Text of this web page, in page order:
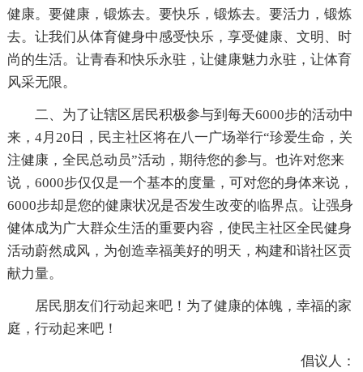
健康。要健康，锻炼去。要快乐，锻炼去。要活力，锻炼
去。让我们从体育健身中感受快乐，享受健康、文明、时
尚的生活。让青春和快乐永驻，让健康魅力永驻，让体育
风采无限。
二、为了让辖区居民积极参与到每天6000步的活动中
来，4月20日，民主社区将在八一广场举行“珍爱生命，关
注健康，全民总动员”活动，期待您的参与。也许对您来
说，6000步仅仅是一个基本的度量，可对您的身体来说，
6000步却是您的健康状况是否发生改变的临界点。让强身
健体成为广大群众生活的重要内容，使民主社区全民健身
活动蔚然成风，为创造幸福美好的明天，构建和谐社区贡
献力量。
居民朋友们行动起来吧！为了健康的体魄，幸福的家
庭，行动起来吧！
倡议人：